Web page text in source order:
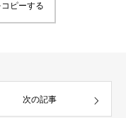
ピーする
次の記事